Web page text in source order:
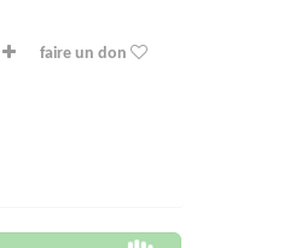
faire un don